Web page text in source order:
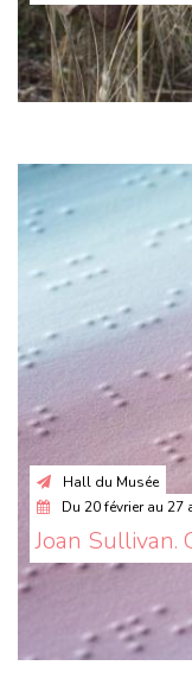
Hall du Musée
Du 20 févrierau 27
Joan Sullivan.